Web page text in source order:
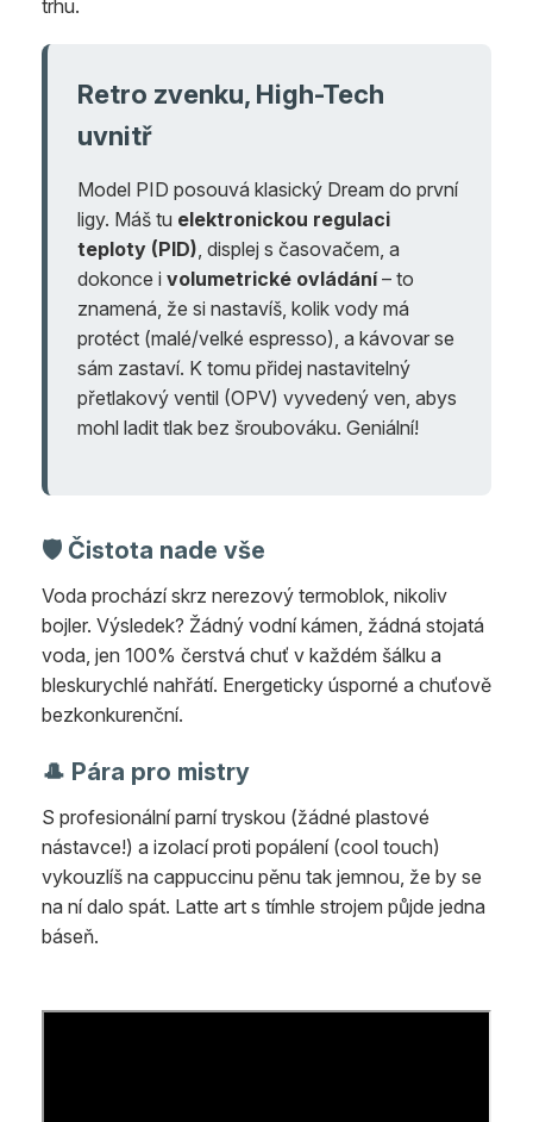
trhu.
Retro zvenku, High-Tech
uvnitř
Model PID posouvá klasický Dream do první
ligy. Máš tu elektronickou regulaci
teploty (PID) , displej s časovačem, a
dokonce i volumetrické ovládání– to
znamená, že si nastavíš, kolik vody má
protéct (malé/velké espresso), a kávovar se
sám zastaví. K tomu přidej nastavitelný
přetlakový ventil (OPV) vyvedený ven, abys
mohl ladit tlak bez šroubováku. Geniální!
🛡️ Čistota nade vše
Voda prochází skrz nerezový termoblok, nikoliv
bojler. Výsledek? Žádný vodní kámen, žádná stojatá
voda, jen 100% čerstvá chuť v každém šálku a
bleskurychlé nahřátí. Energeticky úsporné a chuťově
bezkonkurenční.
🎩 Pára pro mistry
S profesionální parní tryskou (žádné plastové
nástavce!) a izolací proti popálení (cool touch)
vykouzlíš na cappuccinu pěnu tak jemnou, že by se
na ní dalo spát. Latte art s tímhle strojem půjde jedna
báseň.